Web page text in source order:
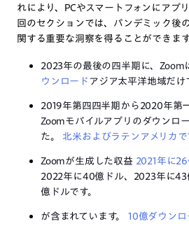
れにより、PCやスマートフォンにアプ
回のセクションでは、パンデミック後
関する重要な洞察を得ることができます
2023年の最後の四半期に、Zoom
ウンロード アジア太平洋地域だけ
2019年第四四半期から2020年第
Zoomモバイルアプリのダウンロ
た。
北米およびラテンアメリカ
Zoomが生成した収益 2021年に
2022年に40億ドル、2023年に
億ドルです。
が含まれています。 10億ダウンロ